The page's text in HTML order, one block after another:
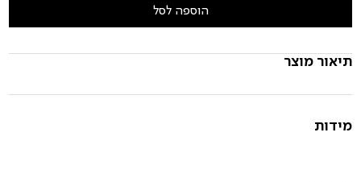
הוספה לסל
תיאור מוצר
מידות